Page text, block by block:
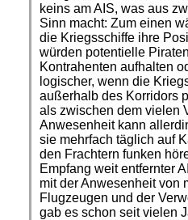
keins am AIS, was aus
Sinn macht: Zum einen
die Kriegsschiffe ihre
würden potentielle
Kontrahenten aufhalten
logischer, wenn die
außerhalb des Korridors
als zwischen dem vielen
Anwesenheit kann
sie mehrfach täglich auf
den Frachtern funken
Empfang weit entfernter
mit der Anwesenheit von
Flugzeugen und der
gab es schon seit vielen